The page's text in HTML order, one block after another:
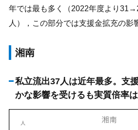
年では最も多く（2022年度より
人），この部分では支援金拡充の影
湘南
私立流出37人は近年最多。支
かな影響を受けるも実質倍率は